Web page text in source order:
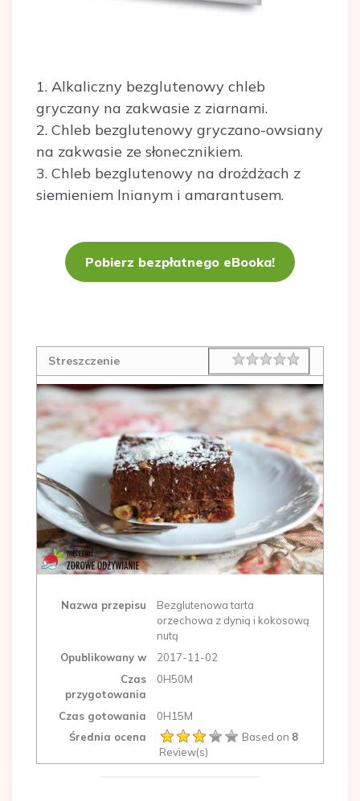
1. Alkaliczny bezglutenowy chleb
gryczany na zakwasie z ziarnami.
2. Chleb bezglutenowy gryczano-owsiany
na zakwasie ze słonecznikiem.
3. Chleb bezglutenowy na drożdżach z
siemieniem lnianym i amarantusem.
Pobierz bezpłatnego eBooka!
Streszczenie Rating 1 star
2 stars
3 stars
4 stars
5 stars
Nazwa przepisu
Bezglutenowa tarta
orzechowa z dynią i kokosową
nutą
Opublikowany w
2017-11-02
Czas
przygotowania
0H50M
Czas gotowania
0H15M
Średnia ocena
Based on 8
Review(s)